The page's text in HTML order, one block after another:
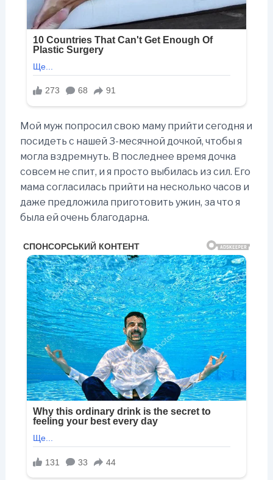
Мой муж попросил свою маму прийти сегодня и
посидеть с нашей 3-месячной дочкой, чтобы я
могла вздремнуть. В последнее время дочка
совсем не спит, и я просто выбилась из сил. Его
мама согласилась прийти на несколько часов и
даже предложила приготовить ужин, за что я
была ей очень благодарна.